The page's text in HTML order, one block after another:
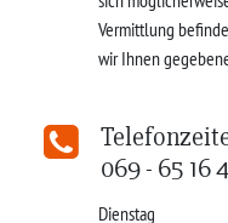
Vermittlung
wir Ihnen
069 - 65 16
Dienstag